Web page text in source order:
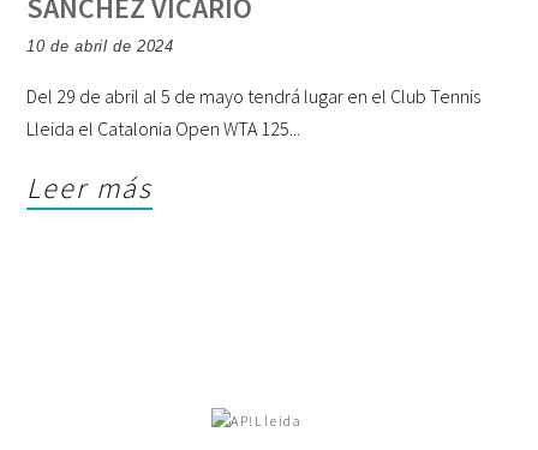
SÁNCHEZ VICARIO
10 de abril de 2024
Del 29 de abril al 5 de mayo tendrá lugar en el Club Tennis
Lleida el Catalonia Open WTA 125
Leer más